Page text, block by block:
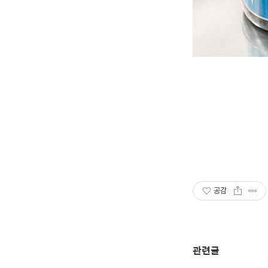
공감
관련글